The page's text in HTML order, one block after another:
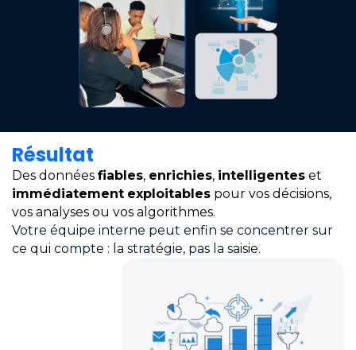
Résultat
Des données fiables, enrichies, intelligentes et
immédiatement exploitables pour vos décisions,
vos analyses ou vos algorithmes.
Votre équipe interne peut enfin se concentrer sur
ce qui compte : la stratégie, pas la saisie.